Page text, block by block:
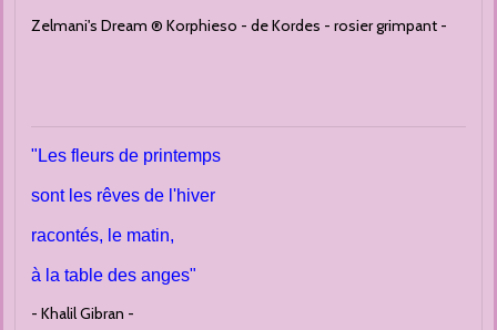
Zelmani's Dream ® Korphieso - de Kordes - rosier grimpant -
"Les fleurs de printemps
sont les rêves de l'hiver
racontés, le matin,
à la table des anges"
- Khalil Gibran -